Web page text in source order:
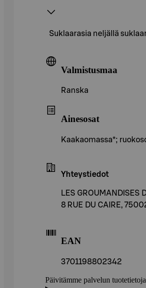
Suklaarasia neljällä
Valmistusmaa
Ranska
Ainesosat
Kaakaomassa*;
Yhteystiedot
LES GROUMANDISES
8 RUE DU CAIRE,
EAN
3701198802342
Päivitämme palvelun